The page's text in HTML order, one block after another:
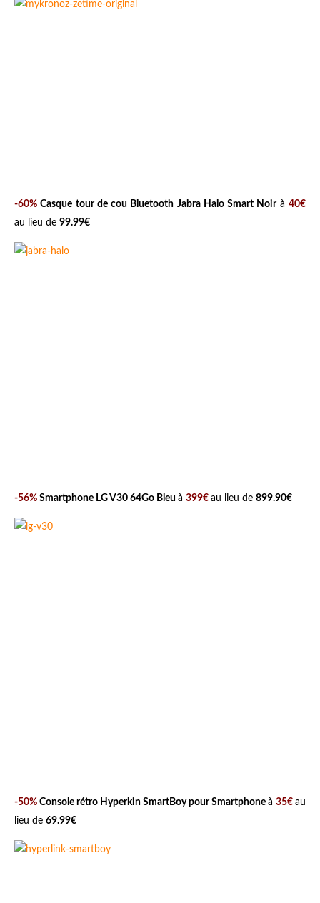
-60% Casque tour de cou Bluetooth Jabra Halo Smart Noir à40€
au lieu de 99.99€
-56% Smartphone LG V30 64Go Bleu à 399€ au lieu de 899.90€
-50% Console rétro Hyperkin SmartBoy pour Smartphone à 35€ au
lieu de 69.99€